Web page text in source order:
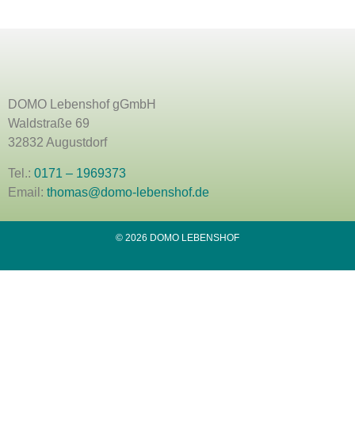
DOMO Lebenshof gGmbH
Waldstraße 69
32832 Augustdorf
Tel.: 0171 – 1969373
Email: thomas@domo-lebenshof.de
© 2026 DOMO LEBENSHOF